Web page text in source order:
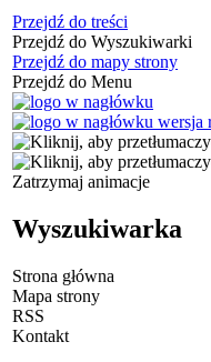
Przejdź do treści
Przejdź do Wyszukiwarki
Przejdź do mapy strony
Przejdź do Menu
Zatrzymaj animacje
Wyszukiwarka
Strona główna
Mapa strony
RSS
Kontakt